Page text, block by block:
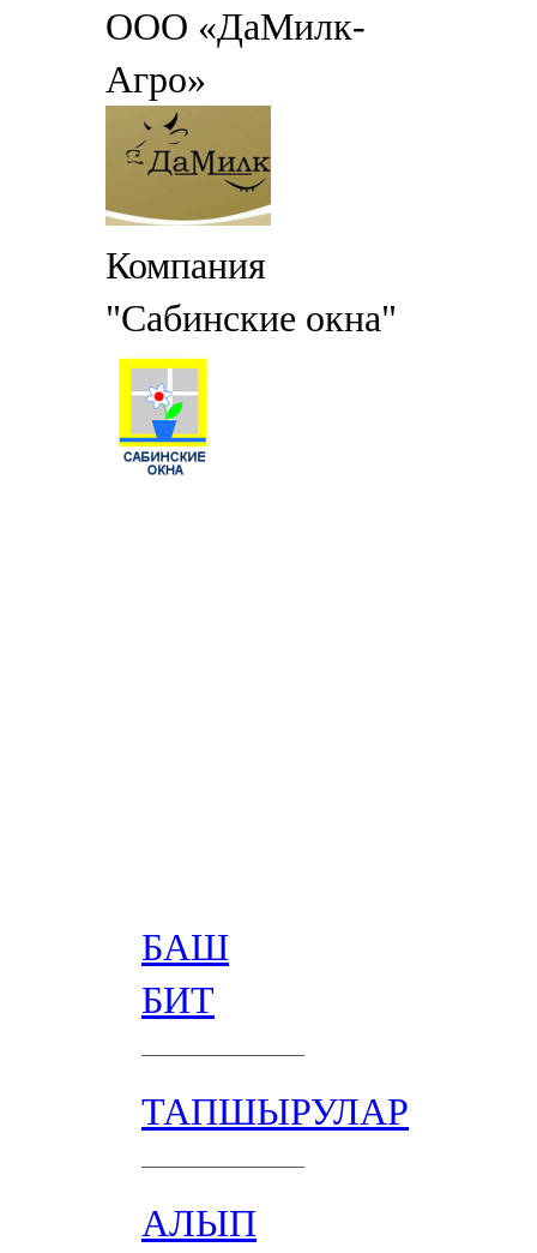
ООО «ДаМилк-
Агро»
Компания
"Сабинские окна"
БАШ
БИТ
ТАПШЫРУЛАР
АЛЫП